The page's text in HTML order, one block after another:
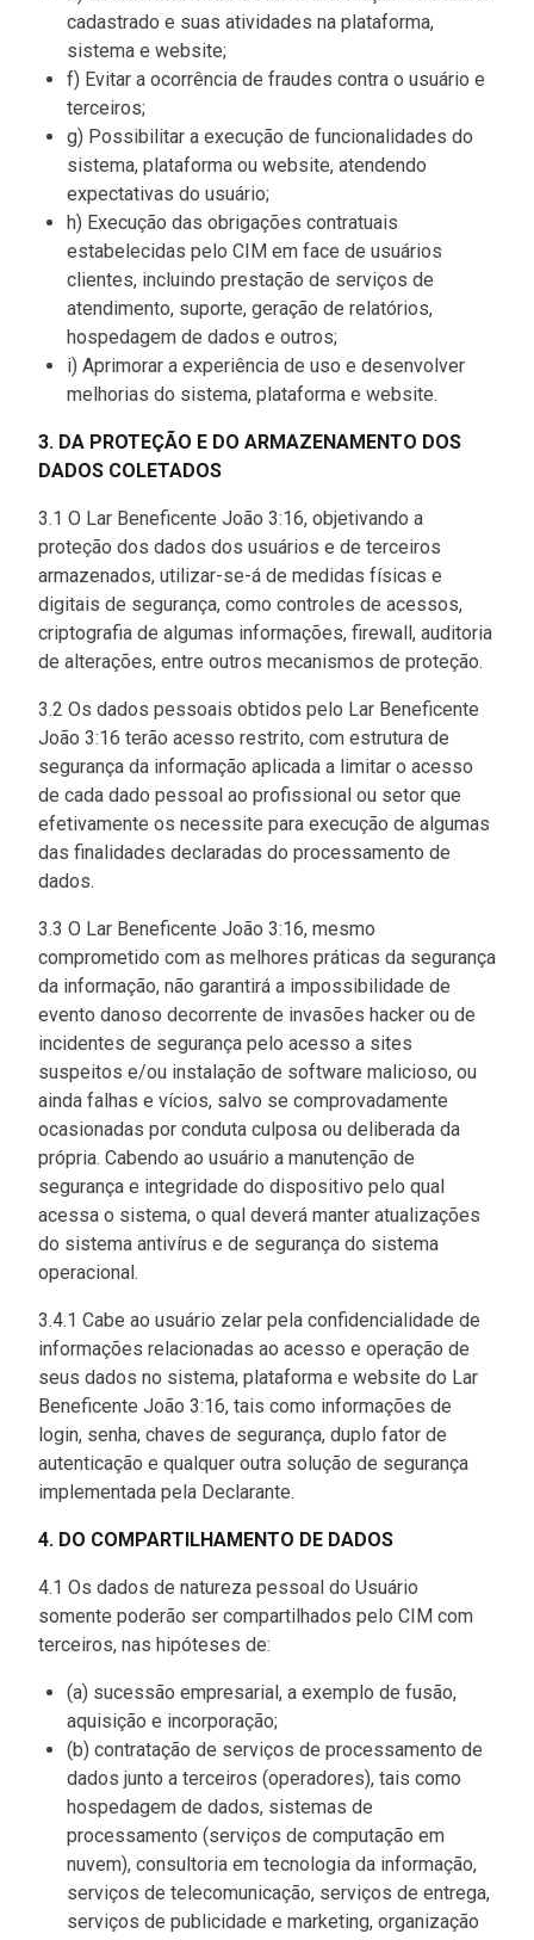
cadastrado e suas atividades na plataforma,
sistema e website;
f) Evitar a ocorrência de fraudes contra o usuário e
terceiros;
g) Possibilitar a execução de funcionalidades do
sistema, plataforma ou website, atendendo
expectativas do usuário;
h) Execução das obrigações contratuais
estabelecidas pelo CIM em face de usuários
clientes, incluindo prestação de serviços de
atendimento, suporte, geração de relatórios,
hospedagem de dados e outros;
i) Aprimorar a experiência de uso e desenvolver
melhorias do sistema, plataforma e website.
3. DA PROTEÇÃO E DO ARMAZENAMENTO DOS
DADOS COLETADOS
3.1 O Lar Beneficente João 3:16, objetivando a
proteção dos dados dos usuários e de terceiros
armazenados, utilizar-se-á de medidas físicas e
digitais de segurança, como controles de acessos,
criptografia de algumas informações, firewall, auditoria
de alterações, entre outros mecanismos de proteção.
3.2 Os dados pessoais obtidos pelo Lar Beneficente
João 3:16 terão acesso restrito, com estrutura de
segurança da informação aplicada a limitar o acesso
de cada dado pessoal ao profissional ou setor que
efetivamente os necessite para execução de algumas
das finalidades declaradas do processamento de
dados.
3.3 O Lar Beneficente João 3:16, mesmo
comprometido com as melhores práticas da segurança
da informação, não garantirá a impossibilidade de
evento danoso decorrente de invasões hacker ou de
incidentes de segurança pelo acesso a sites
suspeitos e/ou instalação de software malicioso, ou
ainda falhas e vícios, salvo se comprovadamente
ocasionadas por conduta culposa ou deliberada da
própria. Cabendo ao usuário a manutenção de
segurança e integridade do dispositivo pelo qual
acessa o sistema, o qual deverá manter atualizações
do sistema antivírus e de segurança do sistema
operacional.
3.4.1 Cabe ao usuário zelar pela confidencialidade de
informações relacionadas ao acesso e operação de
seus dados no sistema, plataforma e website do Lar
Beneficente João 3:16, tais como informações de
login, senha, chaves de segurança, duplo fator de
autenticação e qualquer outra solução de segurança
implementada pela Declarante.
4. DO COMPARTILHAMENTO DE DADOS
4.1 Os dados de natureza pessoal do Usuário
somente poderão ser compartilhados pelo CIM com
terceiros, nas hipóteses de:
(a) sucessão empresarial, a exemplo de fusão,
aquisição e incorporação;
(b) contratação de serviços de processamento de
dados junto a terceiros (operadores), tais como
hospedagem de dados, sistemas de
processamento (serviços de computação em
nuvem), consultoria em tecnologia da informação,
serviços de telecomunicação, serviços de entrega,
serviços de publicidade e marketing, organização